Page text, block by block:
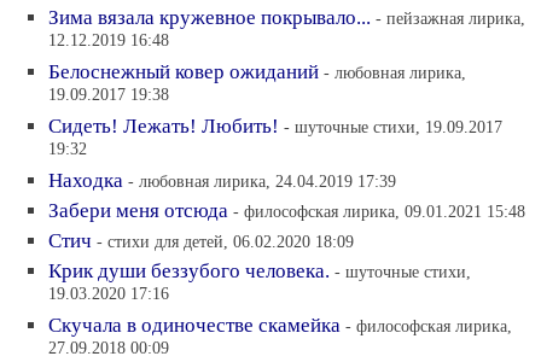
Зима вязала кружевное покрывало... - пейзажная лирика,
12.12.2019 16:48
Белоснежный ковер ожиданий - любовная лирика,
19.09.2017 19:38
Сидеть! Лежать! Любить! - шуточные стихи, 19.09.2017
19:32
Находка - любовная лирика, 24.04.2019 17:39
Забери меня отсюда - философская лирика, 09.01.2021 15:48
Стич - стихи для детей, 06.02.2020 18:09
Крик души беззубого человека. - шуточные стихи,
19.03.2020 17:16
Скучала в одиночестве скамейка - философская лирика,
27.09.2018 00:09